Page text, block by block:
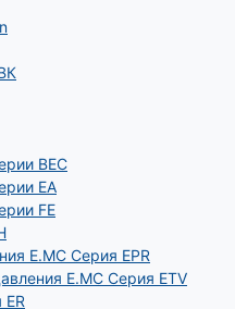
BEC
EA
FE
E.MC Серия EPR
E.MC Серия ETV